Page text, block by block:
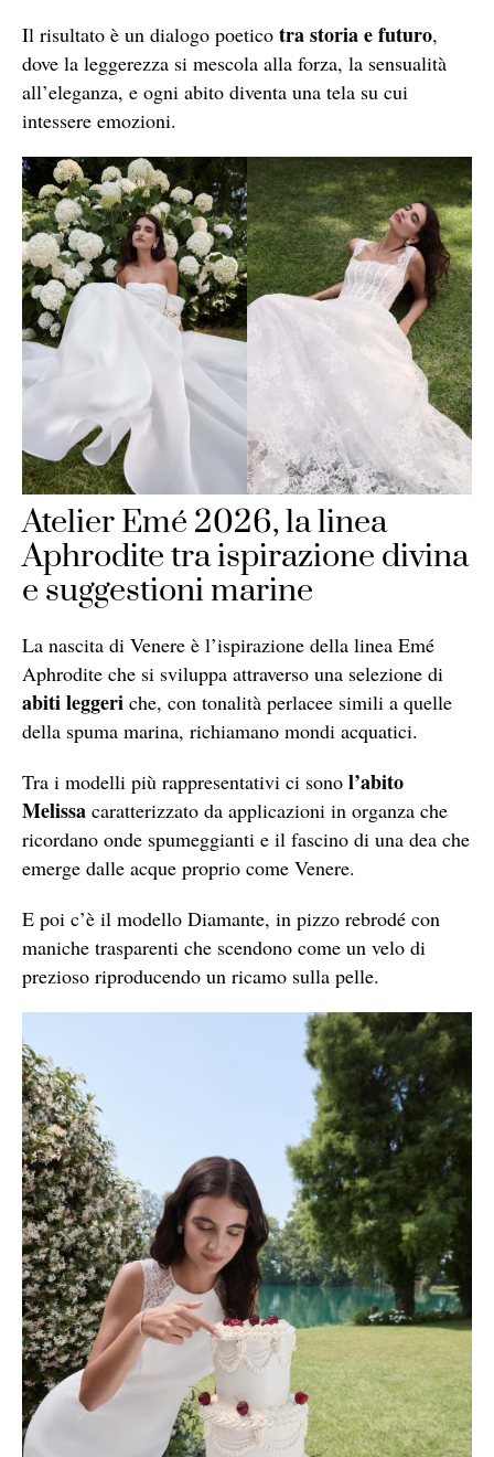
Il risultato è un dialogo poetico tra storia e futuro,
dove la leggerezza si mescola alla forza, la sensualità
all’eleganza, e ogni abito diventa una tela su cui
intessere emozioni.
Atelier Emé 2026, la linea
Aphrodite tra ispirazione divina
e suggestioni marine
La nascita di Venere è l’ispirazione della linea Emé
Aphrodite che si sviluppa attraverso una selezione di
abiti leggeri che, con tonalità perlacee simili a quelle
della spuma marina, richiamano mondi acquatici.
Tra i modelli più rappresentativi ci sono l’abito
Melissa caratterizzato da applicazioni in organza che
ricordano onde spumeggianti e il fascino di una dea che
emerge dalle acque proprio come Venere.
E poi c’è il modello Diamante, in pizzo rebrodé con
maniche trasparenti che scendono come un velo di
prezioso riproducendo un ricamo sulla pelle.